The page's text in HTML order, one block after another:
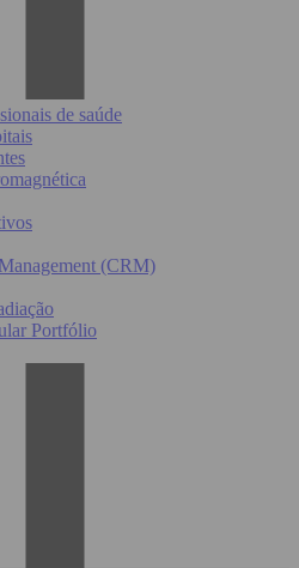
de saúde
(CRM)
Portfólio